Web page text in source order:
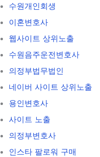
수원개인회생
이혼변호사
웹사이트 상위노출
수원음주운전변호사
의정부법무법인
네이버 사이트 상위노출
용인변호사
사이트 노출
의정부변호사
인스타 팔로워 구매